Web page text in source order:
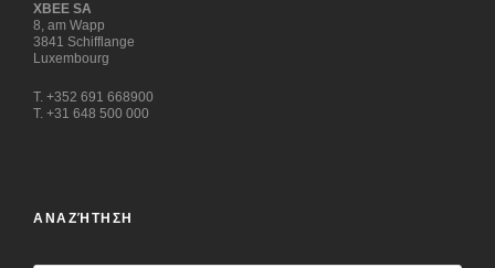
XBEE SA
8, am Wapp
3841 Schifflange
Luxembourg
T. +352 691 668900
T. +31 648 500 000
ΑΝΑΖΉΤΗΣΗ